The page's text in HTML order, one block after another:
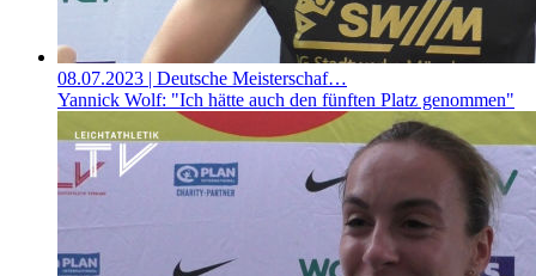
08.07.2023 | Deutsche Meisterschaf…
Yannick Wolf: "Ich hätte auch den fünften Platz genommen"